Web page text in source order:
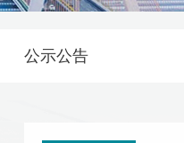
公示公告